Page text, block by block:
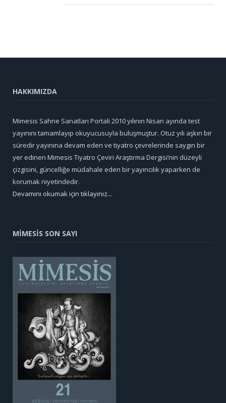
HAKKIMIZDA
Mimesis Sahne Sanatları Portali 2010 yılının Nisan ayında test
yayınını tamamlayıp okuyucusuyla buluşmuştur. Otuz yılı aşkın bir
süredir yayınına devam eden ve tiyatro çevrelerinde saygın bir
yer edinen Mimesis Tiyatro Çeviri Araştırma Dergisi’nin düzeyli
çizgisini, güncelliğe müdahale eden bir yayıncılık yaparken de
korumak niyetindedir.
Devamını okumak için tıklayınız...
MİMESİS SON SAYI